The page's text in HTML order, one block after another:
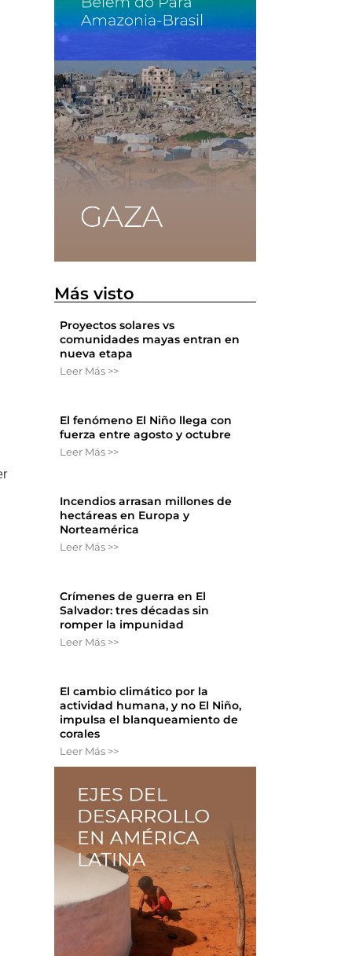
Más visto
Proyectos solares vs
comunidades mayas entran en
nueva etapa
Leer Más >>
El fenómeno El Niño llega con
fuerza entre agosto y octubre
Leer Más >>
Incendios arrasan millones de
hectáreas en Europa y
Norteamérica
Leer Más >>
Crímenes de guerra en El
Salvador: tres décadas sin
romper la impunidad
Leer Más >>
El cambio climático por la
actividad humana, y no El Niño,
impulsa el blanqueamiento de
corales
Leer Más >>